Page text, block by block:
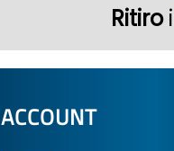
Ritiro
ACCOUNT